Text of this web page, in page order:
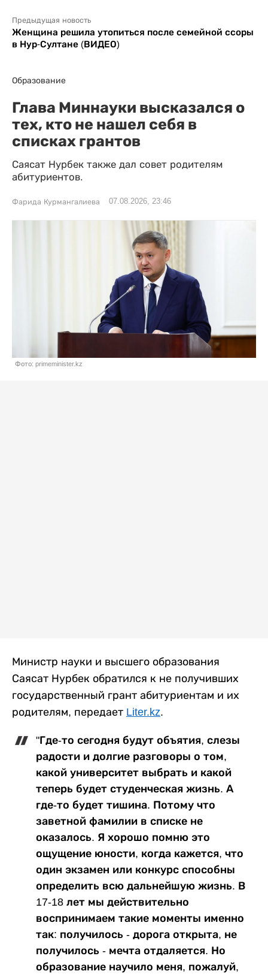
Предыдущая новость
Женщина решила утопиться после семейной ссоры
в Нур-Султане (ВИДЕО)
Образование
Глава Миннауки высказался о
тех, кто не нашел себя в
списках грантов
Саясат Нурбек также дал совет родителям
абитуриентов.
Фарида Курмангалиева 07.08.2026, 23:46
Фото: primeminister.kz
Министр науки и высшего образования
Саясат Нурбек обратился к не получивших
государственный грант абитуриентам и их
родителям, передает Liter.kz.
"Где-то сегодня будут объятия, слезы
радости и долгие разговоры о том,
какой университет выбрать и какой
теперь будет студенческая жизнь. А
где-то будет тишина. Потому что
заветной фамилии в списке не
оказалось. Я хорошо помню это
ощущение юности, когда кажется, что
один экзамен или конкурс способны
определить всю дальнейшую жизнь. В
17-18 лет мы действительно
воспринимаем такие моменты именно
так: получилось - дорога открыта, не
получилось - мечта отдаляется. Но
образование научило меня, пожалуй,